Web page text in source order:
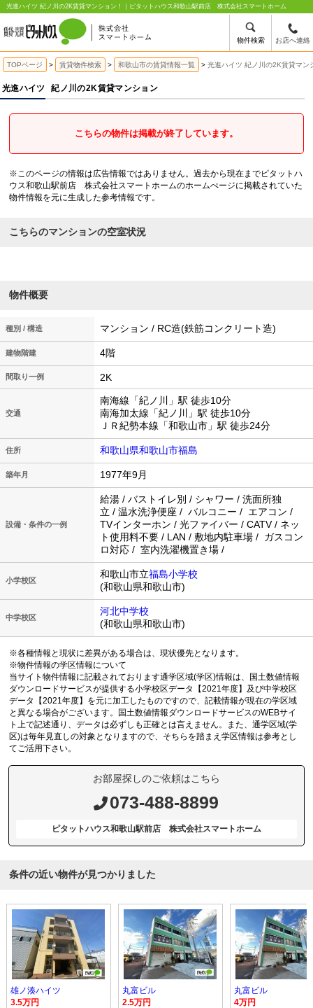
物件検索 お店へ連絡
光進ハイツ 紀ノ川の2K賃貸マンション！｜ピタットハウス和歌山駅前店 株式会社スマートホーム
TOPページ 賃貸物件検索 和歌山市の賃貸情報一覧 光進ハイツ 紀ノ川の2K賃貸マン
光進ハイツ 紀ノ川の2K賃貸マンション
こちらの物件は掲載が終了しています。
※このページの情報は広告情報ではありません。過去から現在までピタットハ
ウス和歌山駅前店 株式会社スマートホームのホームぺージに掲載されていた
物件情報を元に生成した参考情報です。
こちらのマンションの空室状況
物件概要
種別 / 構造 マンション / RC造(鉄筋コンクリート造)
建物階建 4階
間取り一例 2K
交通
南海線「紀ノ川」駅 徒歩10分
南海加太線「紀ノ川」駅 徒歩10分
ＪＲ紀勢本線「和歌山市」駅 徒歩24分
住所 和歌山県和歌山市福島
築年月 1977年9月
設備・条件の一例
給湯 / バストイレ別 / シャワー / 洗面所独
立 / 温水洗浄便座 / バルコニー / エアコン /
TVインターホン / 光ファイバー / CATV / ネッ
ト使用料不要 / LAN / 敷地内駐車場 / ガスコン
ロ対応 / 室内洗濯機置き場 /
小学校区
和歌山市立福島小学校
(和歌山県和歌山市)
中学校区
河北中学校
(和歌山県和歌山市)
※各種情報と現状に差異がある場合は、現状優先となります。
※物件情報の学区情報について
当サイト物件情報に記載されております通学区域(学区)情報は、国土数値情報
ダウンロードサービスが提供する小学校区データ【2021年度】及び中学校区
データ【2021年度】を元に加工したものですので、記載情報が現在の学区域
と異なる場合がございます。国土数値情報ダウンロードサービスのWEBサイ
ト上で記述通り、データは必ずしも正確とは言えません。また、通学区域(学
区)は毎年見直しの対象となりますので、そちらを踏まえ学区情報は参考とし
てご活用下さい。
お部屋探しのご依頼はこちら
073-488-8899
ピタットハウス和歌山駅前店 株式会社スマートホーム
条件の近い物件が見つかりました
雄ノ湊ハイツ
3.5万円
丸富ビル
2.5万円
丸富ビル
4万円